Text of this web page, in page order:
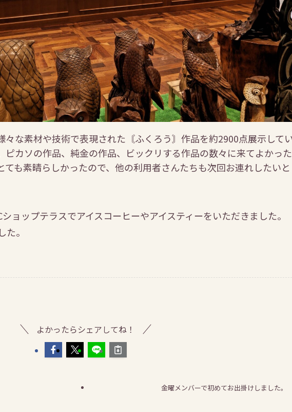
々な素材や技術で表現された〘ふくろう〙作品を約2900点展示して
ピカソの作品、純金の作品、ビックリする作品の数々に来てよかった
ても素晴らしかったので、他の利用者さんたちも次回お連れしたいと
ョップテラスでアイスコーヒーやアイスティーをいただきました。
。
よかったらシェアしてね！
金曜メンバーで初めてお出掛けしました。